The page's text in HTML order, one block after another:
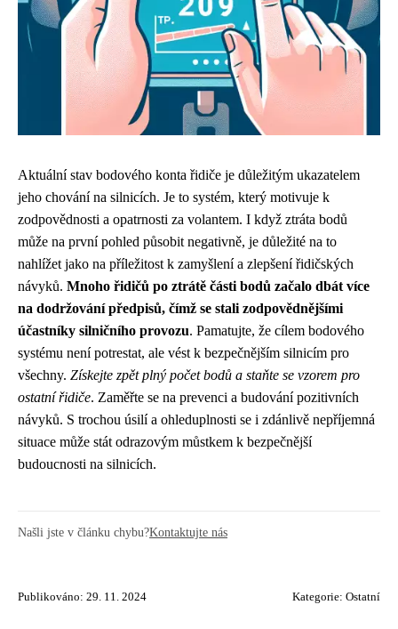
Aktuální stav bodového konta řidiče je důležitým ukazatelem
jeho chování na silnicích. Je to systém, který motivuje k
zodpovědnosti a opatrnosti za volantem. I když ztráta bodů
může na první pohled působit negativně, je důležité na to
nahlížet jako na příležitost k zamyšlení a zlepšení řidičských
návyků. Mnoho řidičů po ztrátě části bodů začalo dbát více
na dodržování předpisů, čímž se stali zodpovědnějšími
účastníky silničního provozu. Pamatujte, že cílem bodového
systému není potrestat, ale vést k bezpečnějším silnicím pro
všechny. Získejte zpět plný počet bodů a staňte se vzorem pro
ostatní řidiče. Zaměřte se na prevenci a budování pozitivních
návyků. S trochou úsilí a ohleduplnosti se i zdánlivě nepříjemná
situace může stát odrazovým můstkem k bezpečnější
budoucnosti na silnicích.
Našli jste v článku chybu?Kontaktujte nás
Publikováno: 29. 11. 2024 Kategorie: Ostatní